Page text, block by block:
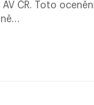
ČR. Toto